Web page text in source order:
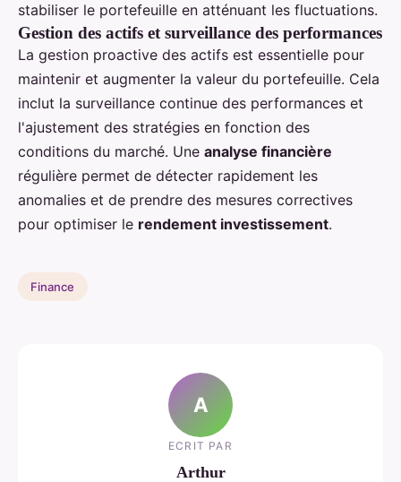
stabiliser le portefeuille en atténuant les fluctuations.
Gestion des actifs et surveillance des performances
La gestion proactive des actifs est essentielle pour
maintenir et augmenter la valeur du portefeuille. Cela
inclut la surveillance continue des performances et
l'ajustement des stratégies en fonction des
conditions du marché. Une analyse financière
régulière permet de détecter rapidement les
anomalies et de prendre des mesures correctives
pour optimiser le rendement investissement.
Finance
A
ECRIT PAR
Arthur